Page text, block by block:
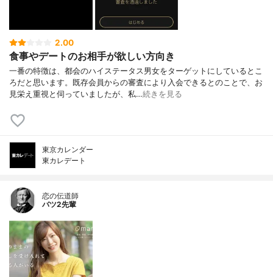
2.00
食事やデートのお相手が欲しい方向き
一番の特徴は、都会のハイステータス男女をターゲットにしているとこ
ろだと思います。既存会員からの審査により入会できるとのことで、お
見栄え重視と伺っていましたが、私…続きを見る
東京カレンダー
東カレデート
恋の伝道師
バツ2先輩